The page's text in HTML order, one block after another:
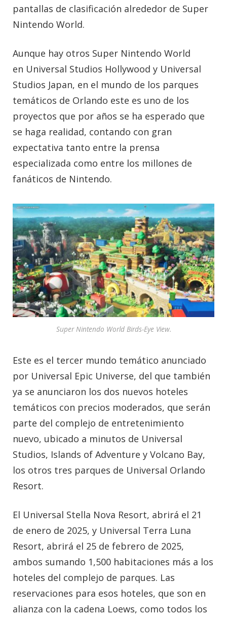
pantallas de clasificación alrededor de Super
Nintendo World.
Aunque hay otros Super Nintendo World
en Universal Studios Hollywood y Universal
Studios Japan, en el mundo de los parques
temáticos de Orlando este es uno de los
proyectos que por años se ha esperado que
se haga realidad, contando con gran
expectativa tanto entre la prensa
especializada como entre los millones de
fanáticos de Nintendo.
Super Nintendo World Birds-Eye View.
Este es el tercer mundo temático anunciado
por Universal Epic Universe, del que también
ya se anunciaron los dos nuevos hoteles
temáticos con precios moderados, que serán
parte del complejo de entretenimiento
nuevo, ubicado a minutos de Universal
Studios, Islands of Adventure y Volcano Bay,
los otros tres parques de Universal Orlando
Resort.
El Universal Stella Nova Resort, abrirá el 21
de enero de 2025, y Universal Terra Luna
Resort, abrirá el 25 de febrero de 2025,
ambos sumando 1,500 habitaciones más a los
hoteles del complejo de parques. Las
reservaciones para esos hoteles, que son en
alianza con la cadena Loews, como todos los